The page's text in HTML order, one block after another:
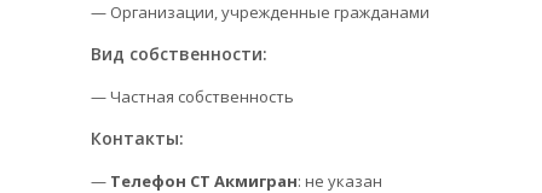
— Организации, учрежденные гражданами
Вид собственности:
— Частная собственность
Контакты:
— Телефон СТ Акмигран: не указан